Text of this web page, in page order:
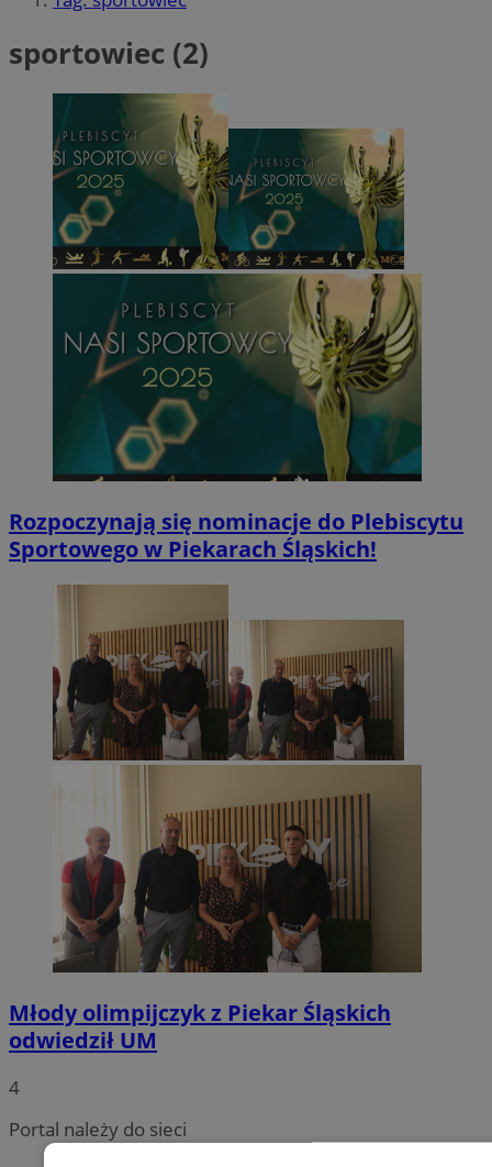
sportowiec (2)
Rozpoczynają się nominacje do Plebiscytu
Sportowego w Piekarach Śląskich!
Młody olimpijczyk z Piekar Śląskich
odwiedził UM
4
Portal należy do sieci